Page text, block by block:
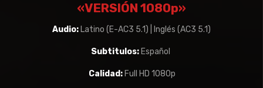
«VERSIÓN 1080p»
Audio: Latino (E-AC3 5.1) | Inglés (AC3 5.1)
Subtitulos: Español
Calidad: Full HD 1080p